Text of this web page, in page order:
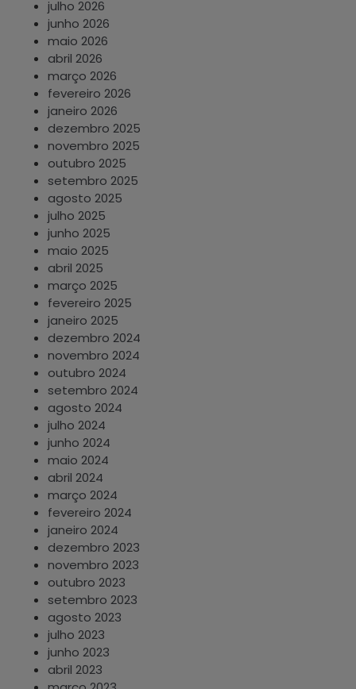
julho 2026
junho 2026
maio 2026
abril 2026
março 2026
fevereiro 2026
janeiro 2026
dezembro 2025
novembro 2025
outubro 2025
setembro 2025
agosto 2025
julho 2025
junho 2025
maio 2025
abril 2025
março 2025
fevereiro 2025
janeiro 2025
dezembro 2024
novembro 2024
outubro 2024
setembro 2024
agosto 2024
julho 2024
junho 2024
maio 2024
abril 2024
março 2024
fevereiro 2024
janeiro 2024
dezembro 2023
novembro 2023
outubro 2023
setembro 2023
agosto 2023
julho 2023
junho 2023
abril 2023